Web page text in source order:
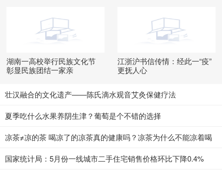
湖南一高校举行民族文化节
彰显民族团结一家亲
江浙沪书信传情：经此一“疫”
更抚人心
壮汉融合的文化遗产——陈氏滴水观音艾灸保健疗法
夏季吃什么水果养阴生津？葡萄是个不错的选择
凉茶≠凉的茶 喝凉了的凉茶真的健康吗？凉茶为什么不能凉着喝
国家统计局：5月份一线城市二手住宅销售价格环比下降0.4%